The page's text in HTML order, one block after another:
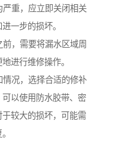
重，应立即关闭相关
一步的损坏。
，需要将漏水区域周
进行维修操作。
况，选择合适的修补
以使用防水胶带、密
较大的损坏，可能需